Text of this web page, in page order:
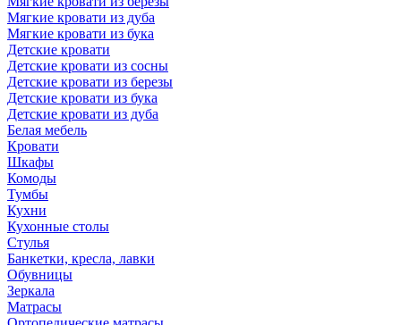
Мягкие кровати из дуба
Мягкие кровати из бука
Детские кровати
Детские кровати из сосны
Детские кровати из березы
Детские кровати из бука
Детские кровати из дуба
Белая мебель
Кровати
Шкафы
Комоды
Тумбы
Кухни
Кухонные столы
Стулья
Банкетки, кресла, лавки
Обувницы
Зеркала
Матрасы